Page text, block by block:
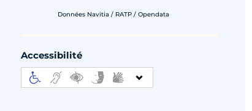
Données Navitia / RATP / Opendata
Accessibilité